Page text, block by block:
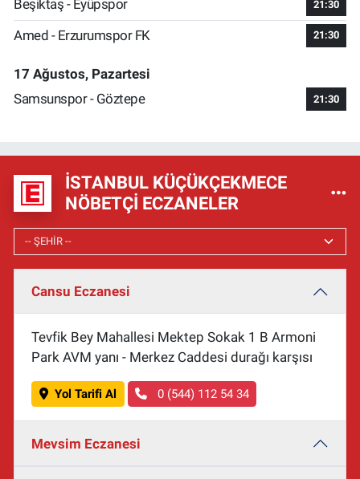
Beşiktaş - Eyüpspor 21:30
Amed - Erzurumspor FK 21:30
17 Ağustos, Pazartesi
Samsunspor - Göztepe
21:30
İSTANBUL KÜÇÜKÇEKMECE
NÖBETÇI ECZANELER
Cansu Eczanesi
Tevfik Bey Mahallesi Mektep Sokak 1 B Armoni
Park AVM yanı - Merkez Caddesi durağı karşısı
Yol Tarifi Al 0 (544) 112 54 34
Mevsim Eczanesi